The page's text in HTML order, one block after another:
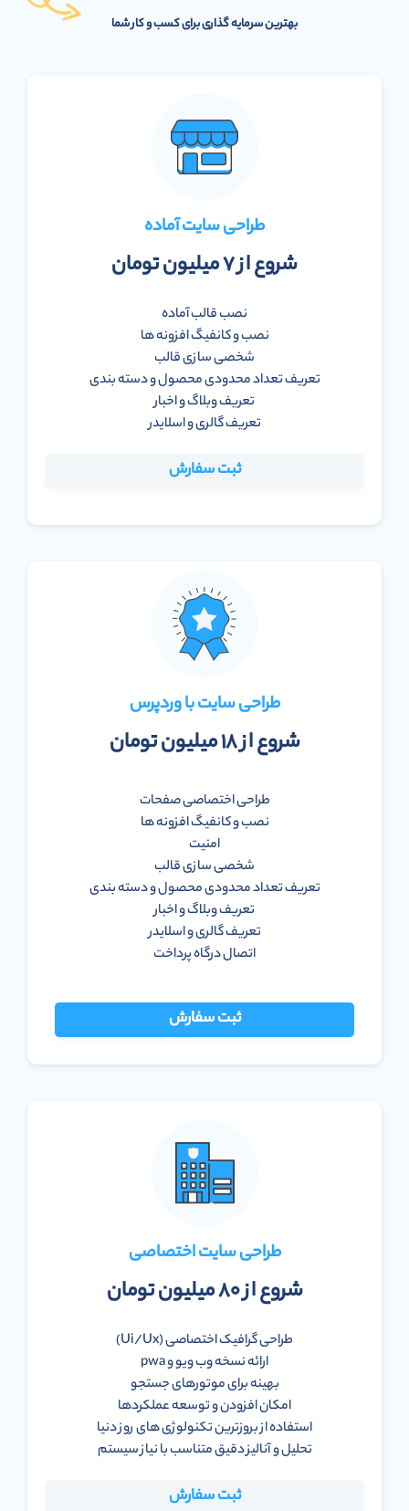
بهترین سرمایه گذاری برای کسب و کار شما
طراحی سایت آماده
شروع از ۷ میلیون تومان
نصب قالب آماده
نصب و کانفیگ افزونه ها
شخصی سازی قالب
تعریف تعداد محدودی محصول و دسته بندی
تعریف وبلاگ و اخبار
تعریف گالری و اسلایدر
ثبت سفارش
طراحی سایت با وردپرس
شروع از ۱۸ میلیون تومان
طراحی اختصاصی صفحات
نصب و کانفیگ افزونه ها
امنیت
شخصی سازی قالب
تعریف تعداد محدودی محصول و دسته بندی
تعریف وبلاگ و اخبار
تعریف گالری و اسلایدر
اتصال درگاه پرداخت
ثبت سفارش
طراحی سایت اختصاصی
شروع از ۸۰ میلیون تومان
طراحی گرافیک اختصاصی (Ui/Ux)
ارائه نسخه وب ویو و pwa
بهینه برای موتورهای جستجو
امکان افزودن و توسعه عملکردها
استفاده از بروزترین تکنولوژی های روز دنیا
تحلیل و آنالیز دقیق متناسب با نیاز سیستم
ثبت سفارش